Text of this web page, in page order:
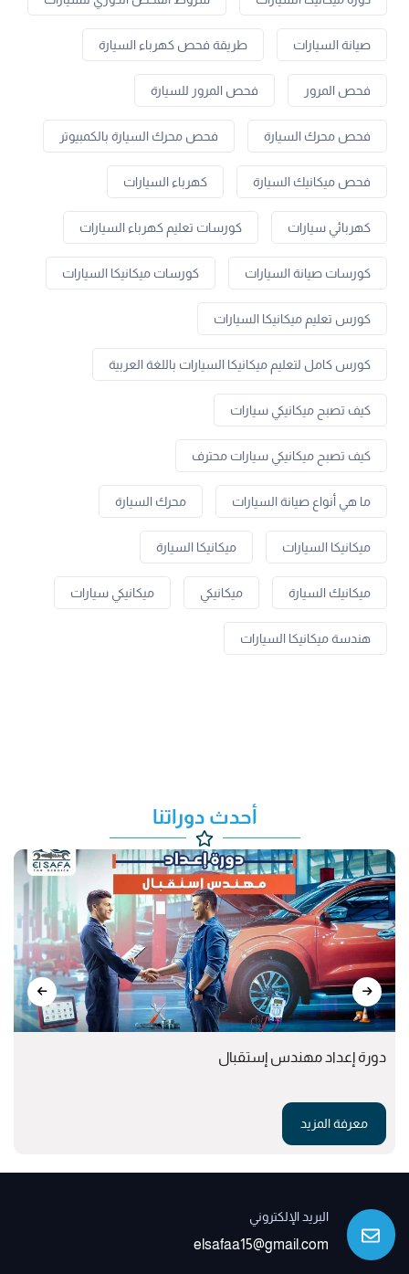
صيانة السيارات طريقة فحص كهرباء السيارة
فحص المرور فحص المرور للسيارة
فحص محرك السيارة فحص محرك السيارة بالكمبيوتر
فحص ميكانيك السيارة كهرباء السيارات
كهربائي سيارات كورسات تعليم كهرباء السيارات
كورسات صيانة السيارات كورسات ميكانيكا السيارات
كورس تعليم ميكانيكا السيارات
كورس كامل لتعليم ميكانيكا السيارات باللغة العربية
كيف تصبح ميكانيكي سيارات
كيف تصبح ميكانيكي سيارات محترف
ما هي أنواع صيانة السيارات محرك السيارة
ميكانيكا السيارات ميكانيكا السيارة
ميكانيك السيارة ميكانيكي ميكانيكي سيارات
هندسة ميكانيكا السيارات
أحدث دوراتنا
دورة إعداد مهندس إستقبال
معرفة المزيد
البريد الإلكتروني
elsafaa15@gmail.com